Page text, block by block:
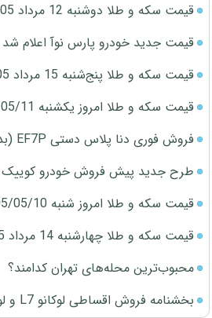
قیمت سکه و طلا دوشنبه 12 مرداد 1405
قیمت جدید خودرو پارس نوآ اعلام شد
قیمت سکه و طلا پنج‌شنبه 15 مرداد 1405
قیمت سکه و طلا امروز یکشنبه 1405/05/11
فروش فوری دنا پلاس دستی EF7P (بدون قرعه کشی)
طرح جدید پیش فروش خودرو کوییک
قیمت سکه و طلا امروز شنبه 1405/05/10
قیمت سکه و طلا چهارشنبه 14 مرداد 1405
محبوب‌ترین محله‌های تهران کدامند؟
بخشنامه فروش اقساطی لوکانو L7 و لوکانو L8 (مرداد 1405)